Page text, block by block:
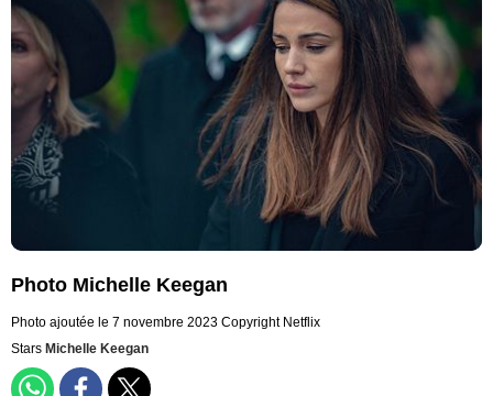
Photo Michelle Keegan
Photo ajoutée le 7 novembre 2023 Copyright Netflix
Stars Michelle Keegan